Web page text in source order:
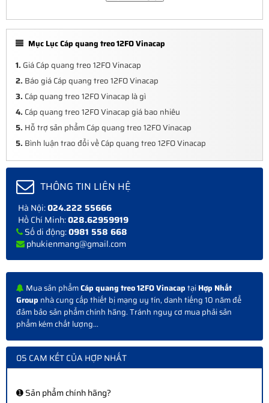
Mục Lục Cáp quang treo 12FO Vinacap
1. Giá Cáp quang treo 12FO Vinacap
2. Báo giá Cáp quang treo 12FO Vinacap
3. Cáp quang treo 12FO Vinacap là gì
4. Cáp quang treo 12FO Vinacap giá bao nhiêu
5. Hỗ trợ sản phẩm Cáp quang treo 12FO Vinacap
5. Bình luận trao đổi về Cáp quang treo 12FO Vinacap
THÔNG TIN LIÊN HỆ
Hà Nội:024.222 55666
Hồ Chí Minh:028.62959919
Số di động:0981 558 668
phukienmang@gmail.com
Mua sản phẩmCáp quang treo 12FO VinacaptạiHợp Nhất
Group nhà cung cấp thiết bị mạng uy tín, danh tiếng 10 năm để
đảm bảo sản phẩm chính hãng. Tránh nguy cơ mua phải sản
phẩm kém chất lượng...
05 CAM KẾT CỦA HỢP NHẤT
➊ Sản phẩm chính hãng?